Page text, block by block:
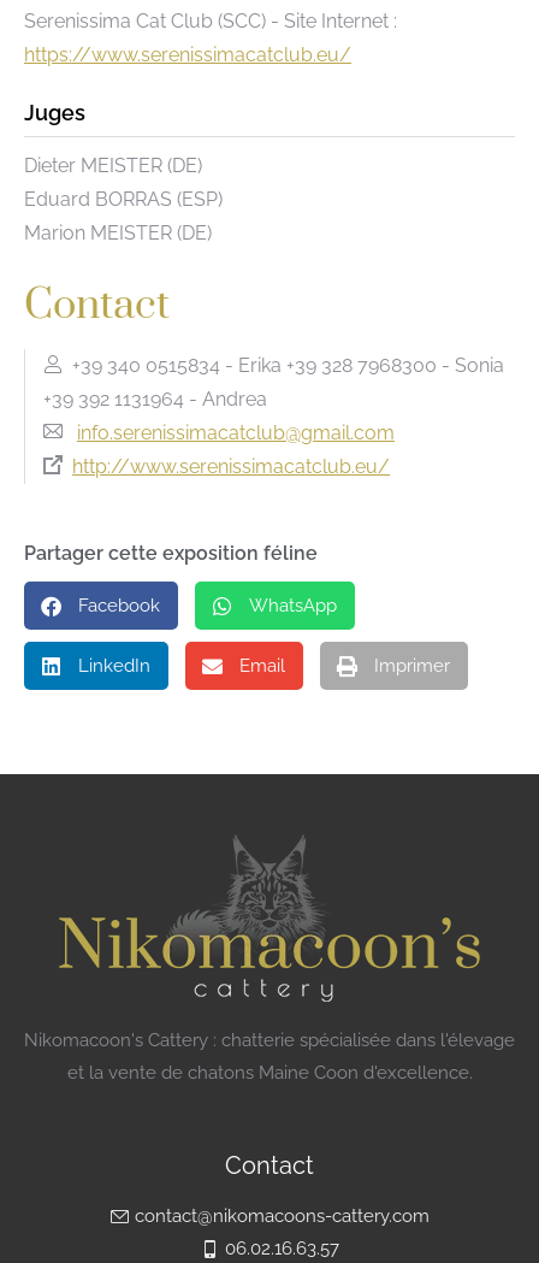
Serenissima Cat Club (SCC) - Site Internet :
https://www.serenissimacatclub.eu/
Juges
Dieter MEISTER (DE)
Eduard BORRAS (ESP)
Marion MEISTER (DE)
Contact
+39 340 0515834 - Erika +39 328 7968300 - Sonia
+39 392 1131964 - Andrea
info.serenissimacatclub@gmail.com
http://www.serenissimacatclub.eu/
Partager cette exposition féline
Facebook WhatsApp
LinkedIn Email Imprimer
Nikomacoon's Cattery : chatterie spécialisée dans l'élevage
et la vente de chatons Maine Coon d'excellence.
Contact
contact@nikomacoons-cattery.com
06.02.16.63.57